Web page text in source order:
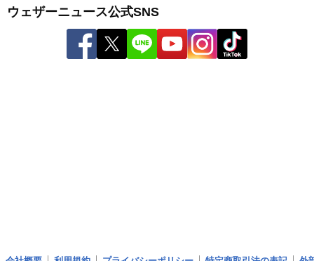
ウェザーニュース公式SNS